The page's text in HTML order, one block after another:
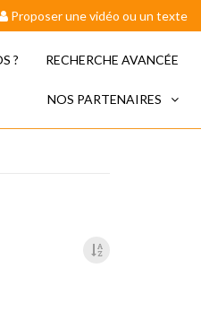
Proposer une vidéo ou un texte
? RECHERCHE AVANCÉE
NOS PARTENAIRES